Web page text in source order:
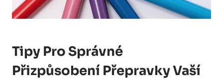
Tipy Pro Správné
Přizpůsobení Přepravky Vaší